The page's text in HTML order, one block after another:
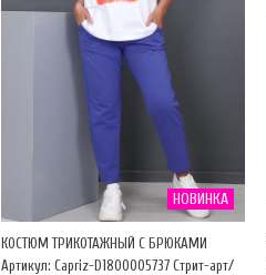
НОВИНКА
КОСТЮМ ТРИКОТАЖНЫЙ С БРЮКАМИ
Артикул: Capriz-D1800005737 Стрит-арт/